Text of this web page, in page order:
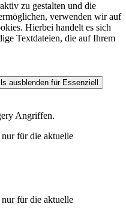
zu gestalten und die
verwenden wir auf
Hierbei handelt es sich
Textdateien, die auf Ihrem
ausblenden für Essenziell
Angriffen.
für die aktuelle
für die aktuelle